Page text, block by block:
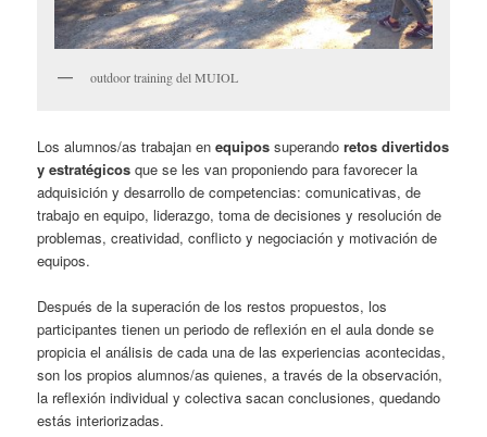
outdoor training del MUIOL
Los alumnos/as trabajan enequipos superandoretos divertidos
y estratégicos que se les van proponiendo para favorecer la
adquisición y desarrollo de competencias: comunicativas, de
trabajo en equipo, liderazgo, toma de decisiones y resolución de
problemas, creatividad, conflicto y negociación y motivación de
equipos.
Después de la superación de los restos propuestos, los
participantes tienen un periodo de reflexión en el aula donde se
propicia el análisis de cada una de las experiencias acontecidas,
son los propios alumnos/as quienes, a través de la observación,
la reflexión individual y colectiva sacan conclusiones, quedando
estás interiorizadas.